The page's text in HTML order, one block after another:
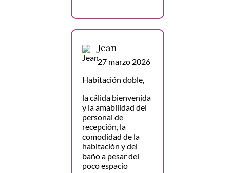
Jean
27 marzo 2026
Habitación doble,
la cálida bienvenida
y la amabilidad del
personal de
recepción, la
comodidad de la
habitación y del
baño a pesar del
poco espacio